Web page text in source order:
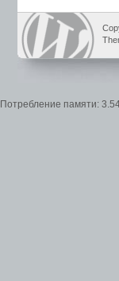
Потребление памяти: